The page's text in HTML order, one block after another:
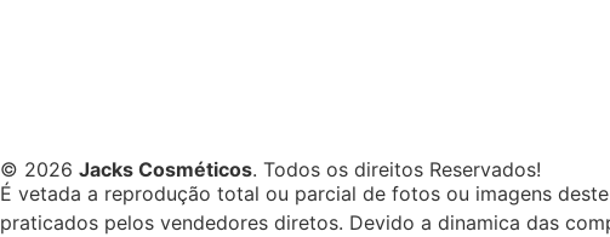
© 2026 Jacks Cosméticos. Todos os direitos Reservados!
É vetada a reprodução total ou parcial de fotos ou imagens
praticados pelos vendedores diretos. Devido a dinamica das